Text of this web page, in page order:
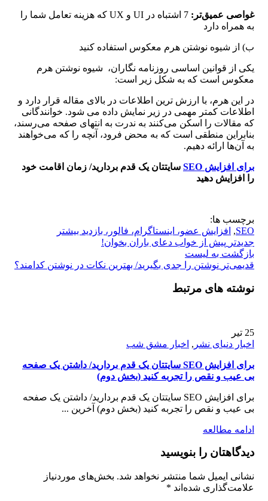
غواصی عمیق‌تر:
7 ​​اشتباه در UI و UX که هزینه تعامل شما را
به همراه دارد
ب) از شیوه نوشتن هرم معکوس استفاده کنید
یکی از قوانین اساسی روزنامه نگاران، شیوه نوشتن هرم
معکوس است که به شکل زیر است:
در این هرم، با ارزش ترین اطلاعات در بالای مقاله قرار دارد و
اطلاعات کمتر مهمی در زیر نمایش داده می شود. خوانندگانی
که مقالات را اسکن می‌کنند به ندرت به انتهای صفحه می‌رسند،
بنابراین منطقی است که به محض فرود، آنچه را که می‌خواهند
به آن‌ها ارائه دهیم.
برای افزایش
سایتتان یک قدم بردارید/ زمان اقامت خود
را افزایش دهید
برچسب ها:
SEO
, افزایش عضو، اینستاگرام، فالور، بازدید بیشتر
جدیدتر پیش از خواب دعای باران بخوان!
بازگشت بە لیست
قدیمی‌تر نوشتن را جدی بگیرید/ بهترین نکات در نوشتن کدامند؟
نوشته های مرتبط
25 تیر
اخبار دنیای نشر , اخبار مشق شب
برای افزایش SEO سایتتان یک قدم بردارید/ داشتن یک صفحه
بی عیب و نقص را تجربه کنید (بخش دوم)
برای افزایش SEO سایتتان یک قدم بردارید/ داشتن یک صفحه
بی عیب و نقص را تجربه کنید (بخش دوم) آخرین ...
ادامه مطالعه
دیدگاهتان را بنویسید
نشانی ایمیل شما منتشر نخواهد شد. بخش‌های موردنیاز
علامت‌گذاری شده‌اند *